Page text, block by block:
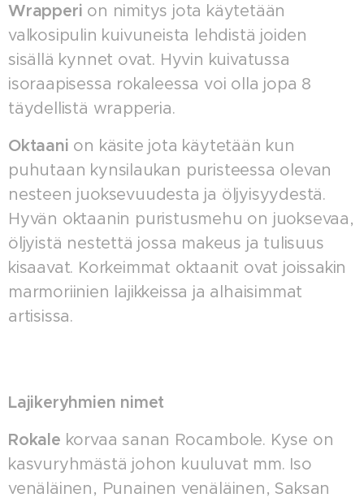
Wrapperi on nimitys jota käytetään
valkosipulin kuivuneista lehdistä joiden
sisällä kynnet ovat. Hyvin kuivatussa
isoraapisessa rokaleessa voi olla jopa 8
täydellistä wrapperia.
Oktaani on käsite jota käytetään kun
puhutaan kynsilaukan puristeessa olevan
nesteen juoksevuudesta ja öljyisyydestä.
Hyvän oktaanin puristusmehu on juoksevaa,
öljyistä nestettä jossa makeus ja tulisuus
kisaavat. Korkeimmat oktaanit ovat joissakin
marmoriinien lajikkeissa ja alhaisimmat
artisissa.
Lajikeryhmien nimet
Rokale korvaa sanan Rocambole. Kyse on
kasvuryhmästä johon kuuluvat mm. Iso
venäläinen, Punainen venäläinen, Saksan